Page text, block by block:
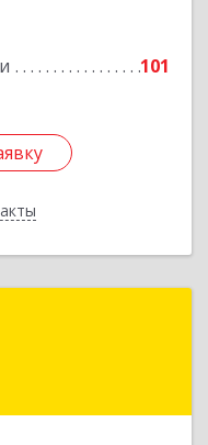
101
обл, Гурьевск г,